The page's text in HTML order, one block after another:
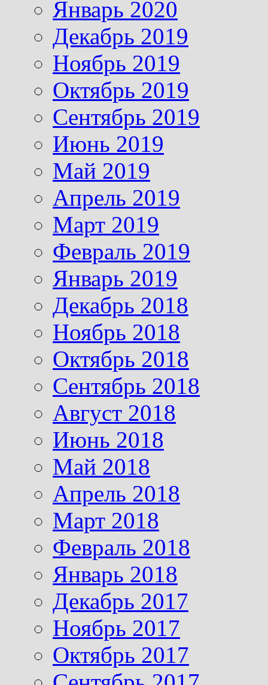
Январь 2020
Декабрь 2019
Ноябрь 2019
Октябрь 2019
Сентябрь 2019
Июнь 2019
Май 2019
Апрель 2019
Март 2019
Февраль 2019
Январь 2019
Декабрь 2018
Ноябрь 2018
Октябрь 2018
Сентябрь 2018
Август 2018
Июнь 2018
Май 2018
Апрель 2018
Март 2018
Февраль 2018
Январь 2018
Декабрь 2017
Ноябрь 2017
Октябрь 2017